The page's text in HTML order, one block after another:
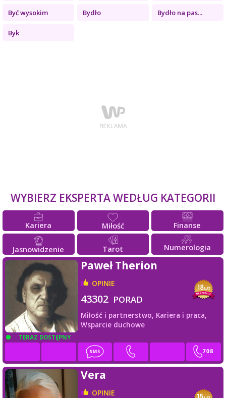
Być wysokim Bydło Bydło na pas...
Byk
WYBIERZ EKSPERTA WEDŁUG KATEGORII
Kariera Miłość Finanse
Jasnowidzenie Tarot Numerologia
TERAZ DOSTĘPNY
Paweł Therion
OPINIE
43302 PORAD
Miłość i partnerstwo, Kariera i praca,
Wsparcie duchowe
Vera
OPINIE